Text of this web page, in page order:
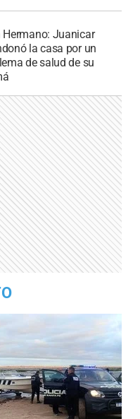
Hermano: Juanicar
la casa por un
de salud de su